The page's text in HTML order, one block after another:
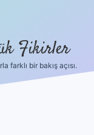
Fikirler
farklı bir bakış açısı.